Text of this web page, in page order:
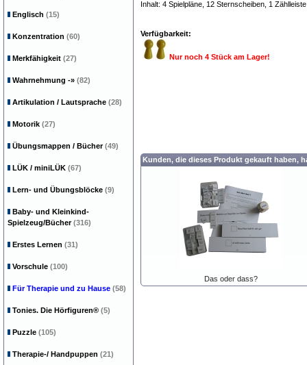
Inhalt: 4 Spielpläne, 12 Sternscheiben, 1
Verfügbarkeit:
Nur noch 4 Stück am Lager!
Kunden, die dieses Produkt gekauft haben,
Das oder dass?
Englisch (15)
Konzentration (60)
Merkfähigkeit (27)
Wahrnehmung -» (82)
Artikulation / Lautsprache (28)
Motorik (27)
Übungsmappen / Bücher(49)
LÜK / miniLÜK (67)
Lern- und Übungsblöcke (9)
Baby- und Kleinkind-
Spielzeug/Bücher(316)
Erstes Lernen (31)
Vorschule (100)
Für Therapie und zu Hause (58)
Tonies. Die Hörfiguren® (5)
Puzzle (105)
Therapie-/ Handpuppen (21)